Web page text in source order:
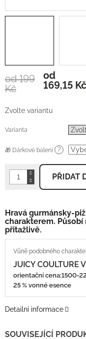
od 199
Kč
od
169,15 Kč
Zvolte variantu
Varianta
🎁 Dárkové balení ?
PŘIDAT
Hravá gurmánsky-
charakterem.
přitažlivě.
JUICY COULTURE
orientační cena:1500-
25 % vonné esence
Detailní informace
SOUVISEJÍCÍ